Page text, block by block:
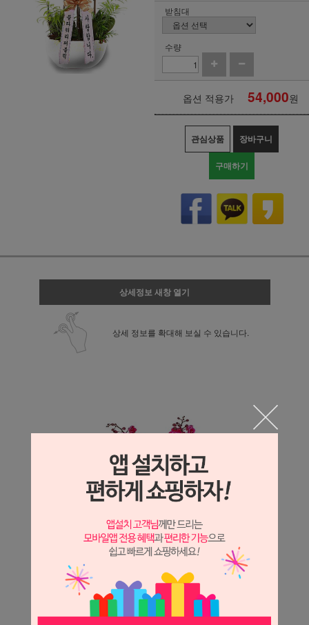
받침대
수량
옵션 적용가 54,000원
관심상품 장바구니
구매하기
상세정보 새창 열기
상세 정보를 확대해 보실 수 있습니다.